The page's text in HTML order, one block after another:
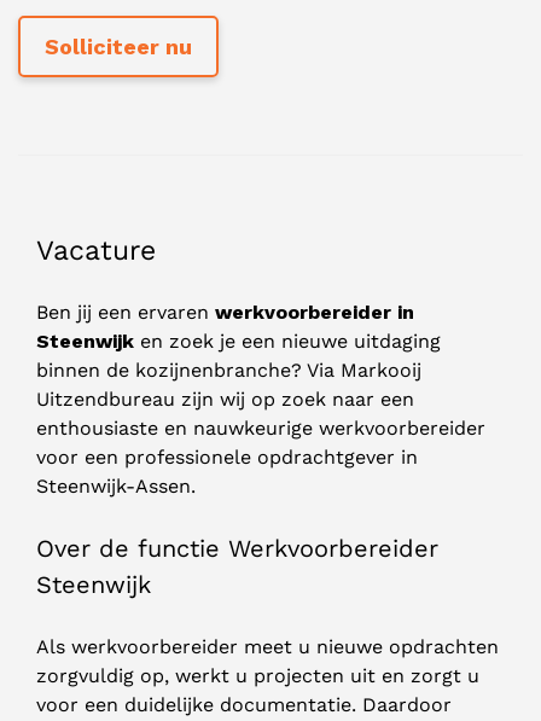
Vacature
Ben jij een ervaren werkvoorbereider in
Steenwijk en zoek je een nieuwe uitdaging
binnen de kozijnenbranche? Via Markooij
Uitzendbureau zijn wij op zoek naar een
enthousiaste en nauwkeurige werkvoorbereider
voor een professionele opdrachtgever in
Steenwijk-Assen.
Over de functie Werkvoorbereider
Steenwijk
Als werkvoorbereider meet u nieuwe opdrachten
zorgvuldig op, werkt u projecten uit en zorgt u
voor een duidelijke documentatie. Daardoor